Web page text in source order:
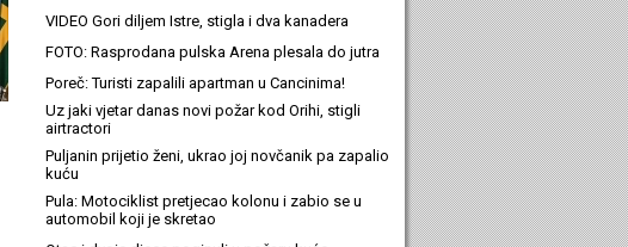
VIDEO Gori diljem Istre, stigla i dva kanadera
FOTO: Rasprodana pulska Arena plesala do jutra
Poreč: Turisti zapalili apartman u Cancinima!
Uz jaki vjetar danas novi požar kod Orihi, stigli
airtractori
Puljanin prijetio ženi, ukrao joj novčanik pa zapalio
kuću
Pula: Motociklist pretjecao kolonu i zabio se u
automobil koji je skretao